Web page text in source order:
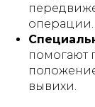
операции.
помогают
вывихи.